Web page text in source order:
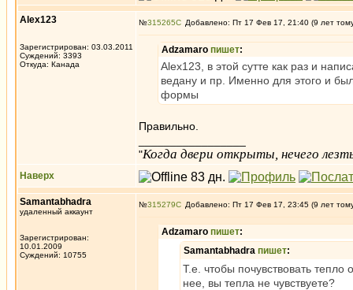
Alex123
Зарегистрирован: 03.03.2011
Суждений: 3393
Откуда: Канада
№315265 Добавлено: Пт 17 Фев 17, 21:40 (9 лет
Adzamaro пишет:
Alex123, в этой сутте как раз и
ведану и пр. Именно для этого и
формы
Правильно.
"Когда двери открыты, нечего
Наверх
Samantabhadra
удаленный аккаунт
Зарегистрирован:
10.01.2009
Суждений: 10755
№315279 Добавлено: Пт 17 Фев 17, 23:45 (9 лет
Adzamaro пишет:
Samantabhadra пишет:
Т.е. чтобы почувствовать
нее, вы тепла не чувствуете?